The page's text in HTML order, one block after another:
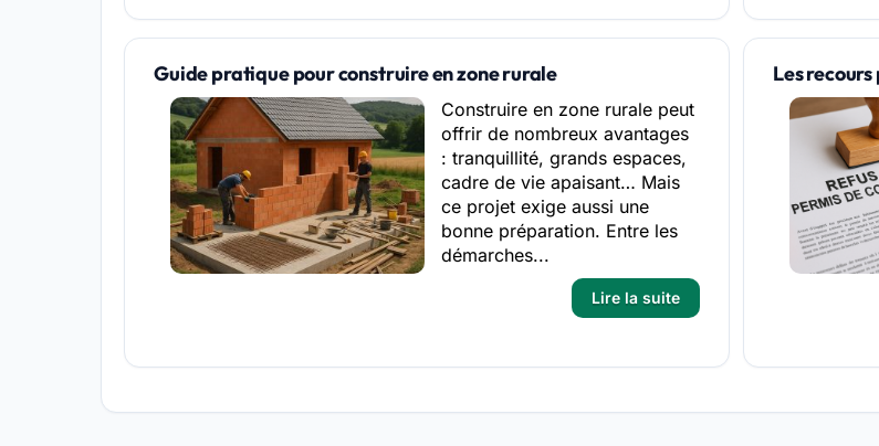
Guide pratique pour construire en zone rurale
Construire en zone rurale peut
offrir de nombreux avantages
: tranquillité, grands espaces,
cadre de vie apaisant… Mais
ce projet exige aussi une
bonne préparation. Entre les
démarches...
Lire la suite
Les